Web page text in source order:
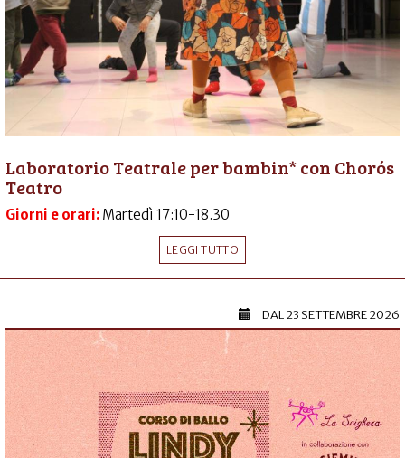
Laboratorio Teatrale per bambin* con Chorós
Teatro
Giorni e orari: Martedì 17:10-18.30
LEGGI TUTTO
DAL23 SETTEMBRE 2026